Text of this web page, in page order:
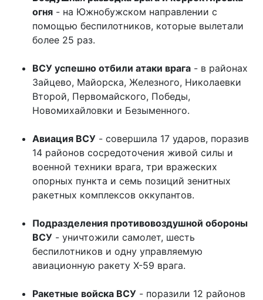
огня - на Южнобужском направлении с
помощью беспилотников, которые вылетали
более 25 раз.
ВСУ успешно отбили атаки врага - в районах
Зайцево, Майорска, Железного, Николаевки
Второй, Первомайского, Победы,
Новомихайловки и Безыменного.
Авиация ВСУ - совершила 17 ударов, поразив
14 районов сосредоточения живой силы и
военной техники врага, три вражеских
опорных пункта и семь позиций зенитных
ракетных комплексов оккупантов.
Подразделения противовоздушной обороны
ВСУ - уничтожили самолет, шесть
беспилотников и одну управляемую
авиационную ракету Х-59 врага.
Ракетные войска ВСУ - поразили 12 районов